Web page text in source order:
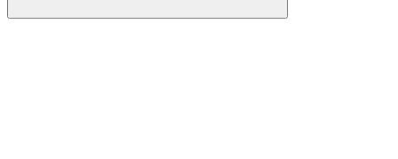
Compartilhar